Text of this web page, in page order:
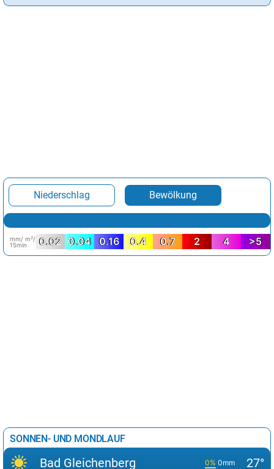
Niederschlag Bewölkung
mm/ m²/
15min
0.02 0.04 0.16 0.4 0.7 2 4 >5
SONNEN- UND MONDLAUF
Bad Gleichenberg 0% 0mm 27°